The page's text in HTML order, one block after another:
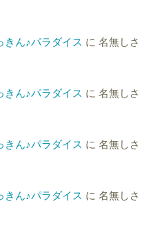
ん♪パラダイス に 名無しさ
ん♪パラダイス に 名無しさ
ん♪パラダイス に 名無しさ
ん♪パラダイス に 名無しさ